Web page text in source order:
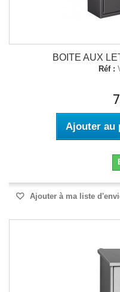
BOITE AUX
Réf :
Ajouter au
Ajouter à ma liste